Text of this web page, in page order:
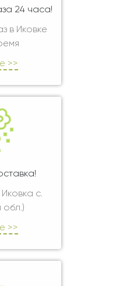
24 часа!
в Иковке
>>
с.
обл.)
>>